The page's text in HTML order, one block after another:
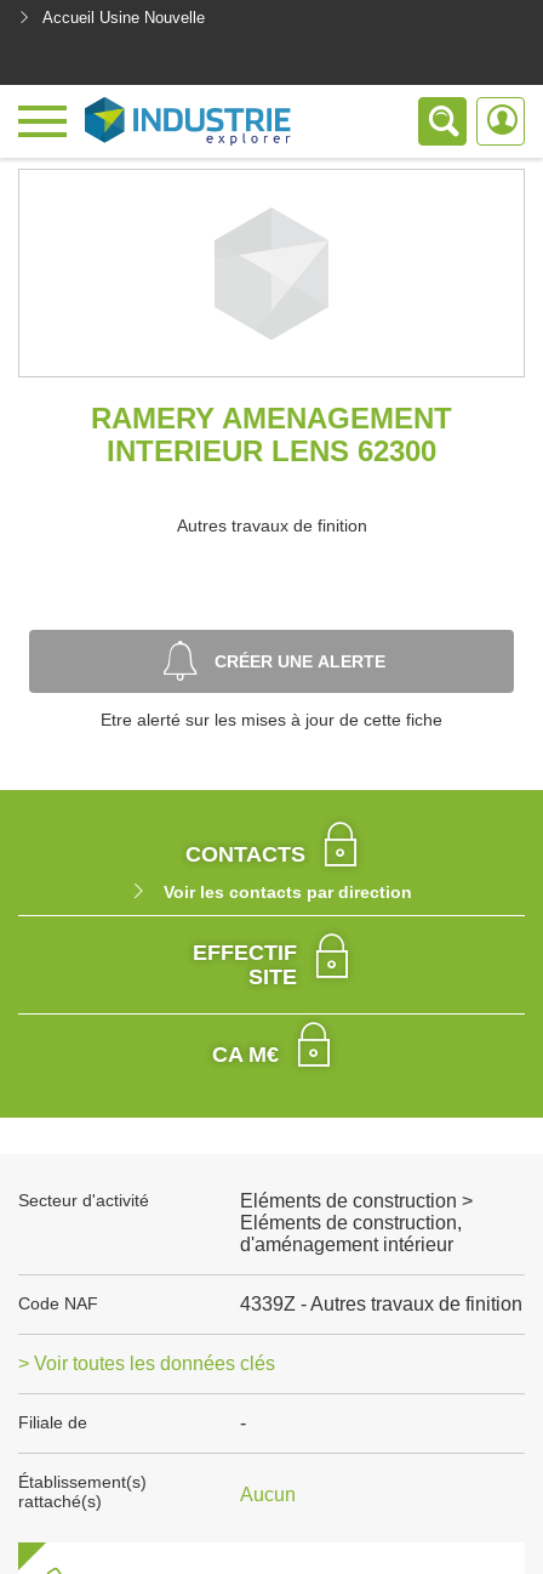
Accueil Usine Nouvelle
RAMERY AMENAGEMENT
INTERIEUR LENS 62300
Autres travaux de finition
CRÉER UNE ALERTE
Etre alerté sur les mises à jour de cette fiche
CONTACTS
Voir les contacts par direction
EFFECTIF
SITE
CA M€
Secteur d'activité
Eléments de construction >
Eléments de construction,
d'aménagement intérieur
Code NAF 4339Z - Autres travaux de finition
> Voir toutes les données clés
Filiale de -
Établissement(s)
rattaché(s)
Aucun